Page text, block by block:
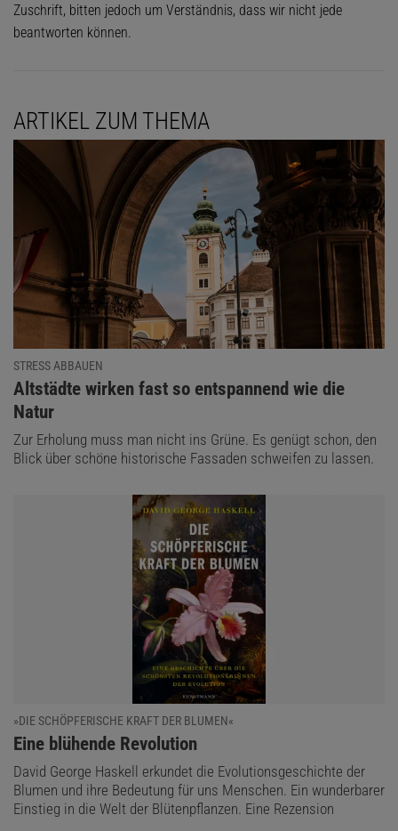
Zuschrift, bitten jedoch um Verständnis, dass wir nicht jede
beantworten können.
ARTIKEL ZUM THEMA
STRESS ABBAUEN
:
Altstädte wirken fast so entspannend wie die
Natur
Zur Erholung muss man nicht ins Grüne. Es genügt schon, den
Blick über schöne historische Fassaden schweifen zu lassen.
»DIE SCHÖPFERISCHE KRAFT DER BLUMEN«
:
Eine blühende Revolution
David George Haskell erkundet die Evolutionsgeschichte der
Blumen und ihre Bedeutung für uns Menschen. Ein wunderbarer
Einstieg in die Welt der Blütenpflanzen. Eine Rezension